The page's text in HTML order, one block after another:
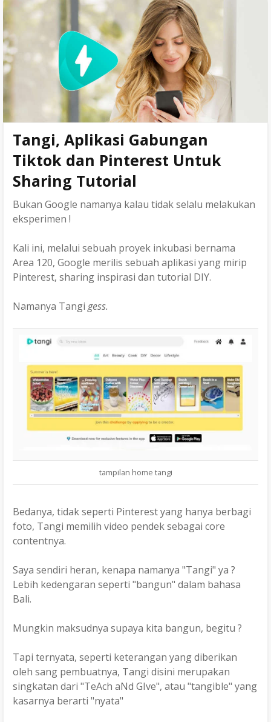
Penolakan
Kontak
Persyaratan Layanan
Kebijakan Privasi
k a
m
Tangi, Aplikasi Gabungan
Tiktok dan Pinterest Untuk
Sharing Tutorial
Bukan Google namanya kalau tidak selalu melakukan
eksperimen !
Kali ini, melalui sebuah proyek inkubasi bernama
Area 120, Google merilis sebuah aplikasi yang mirip
Pinterest, sharing inspirasi dan tutorial DIY.
Namanya Tangi gess.
tampilan home tangi
Bedanya, tidak seperti Pinterest yang hanya berbagi
foto, Tangi memilih video pendek sebagai core
contentnya.
Saya sendiri heran, kenapa namanya "Tangi" ya ?
Lebih kedengaran seperti "bangun" dalam bahasa
Bali.
Mungkin maksudnya supaya kita bangun, begitu ?
Tapi ternyata, seperti keterangan yang diberikan
oleh sang pembuatnya, Tangi disini merupakan
singkatan dari "TeAch aNd GIve", atau "tangible" yang
kasarnya berarti "nyata"